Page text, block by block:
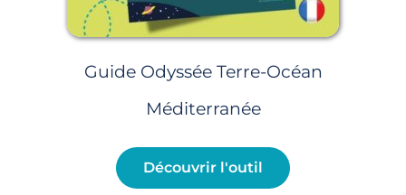
Guide Odyssée Terre-Océan
Méditerranée
Découvrir l'outil